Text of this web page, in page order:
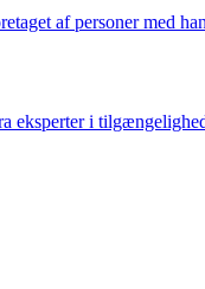
af personer med
eksperter i